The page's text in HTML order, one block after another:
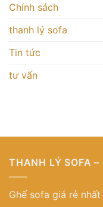
Chính sách
thanh lý sofa
Tin tức
tư vấn
THANH LÝ SOFA –
Ghế sofa giá rẻ